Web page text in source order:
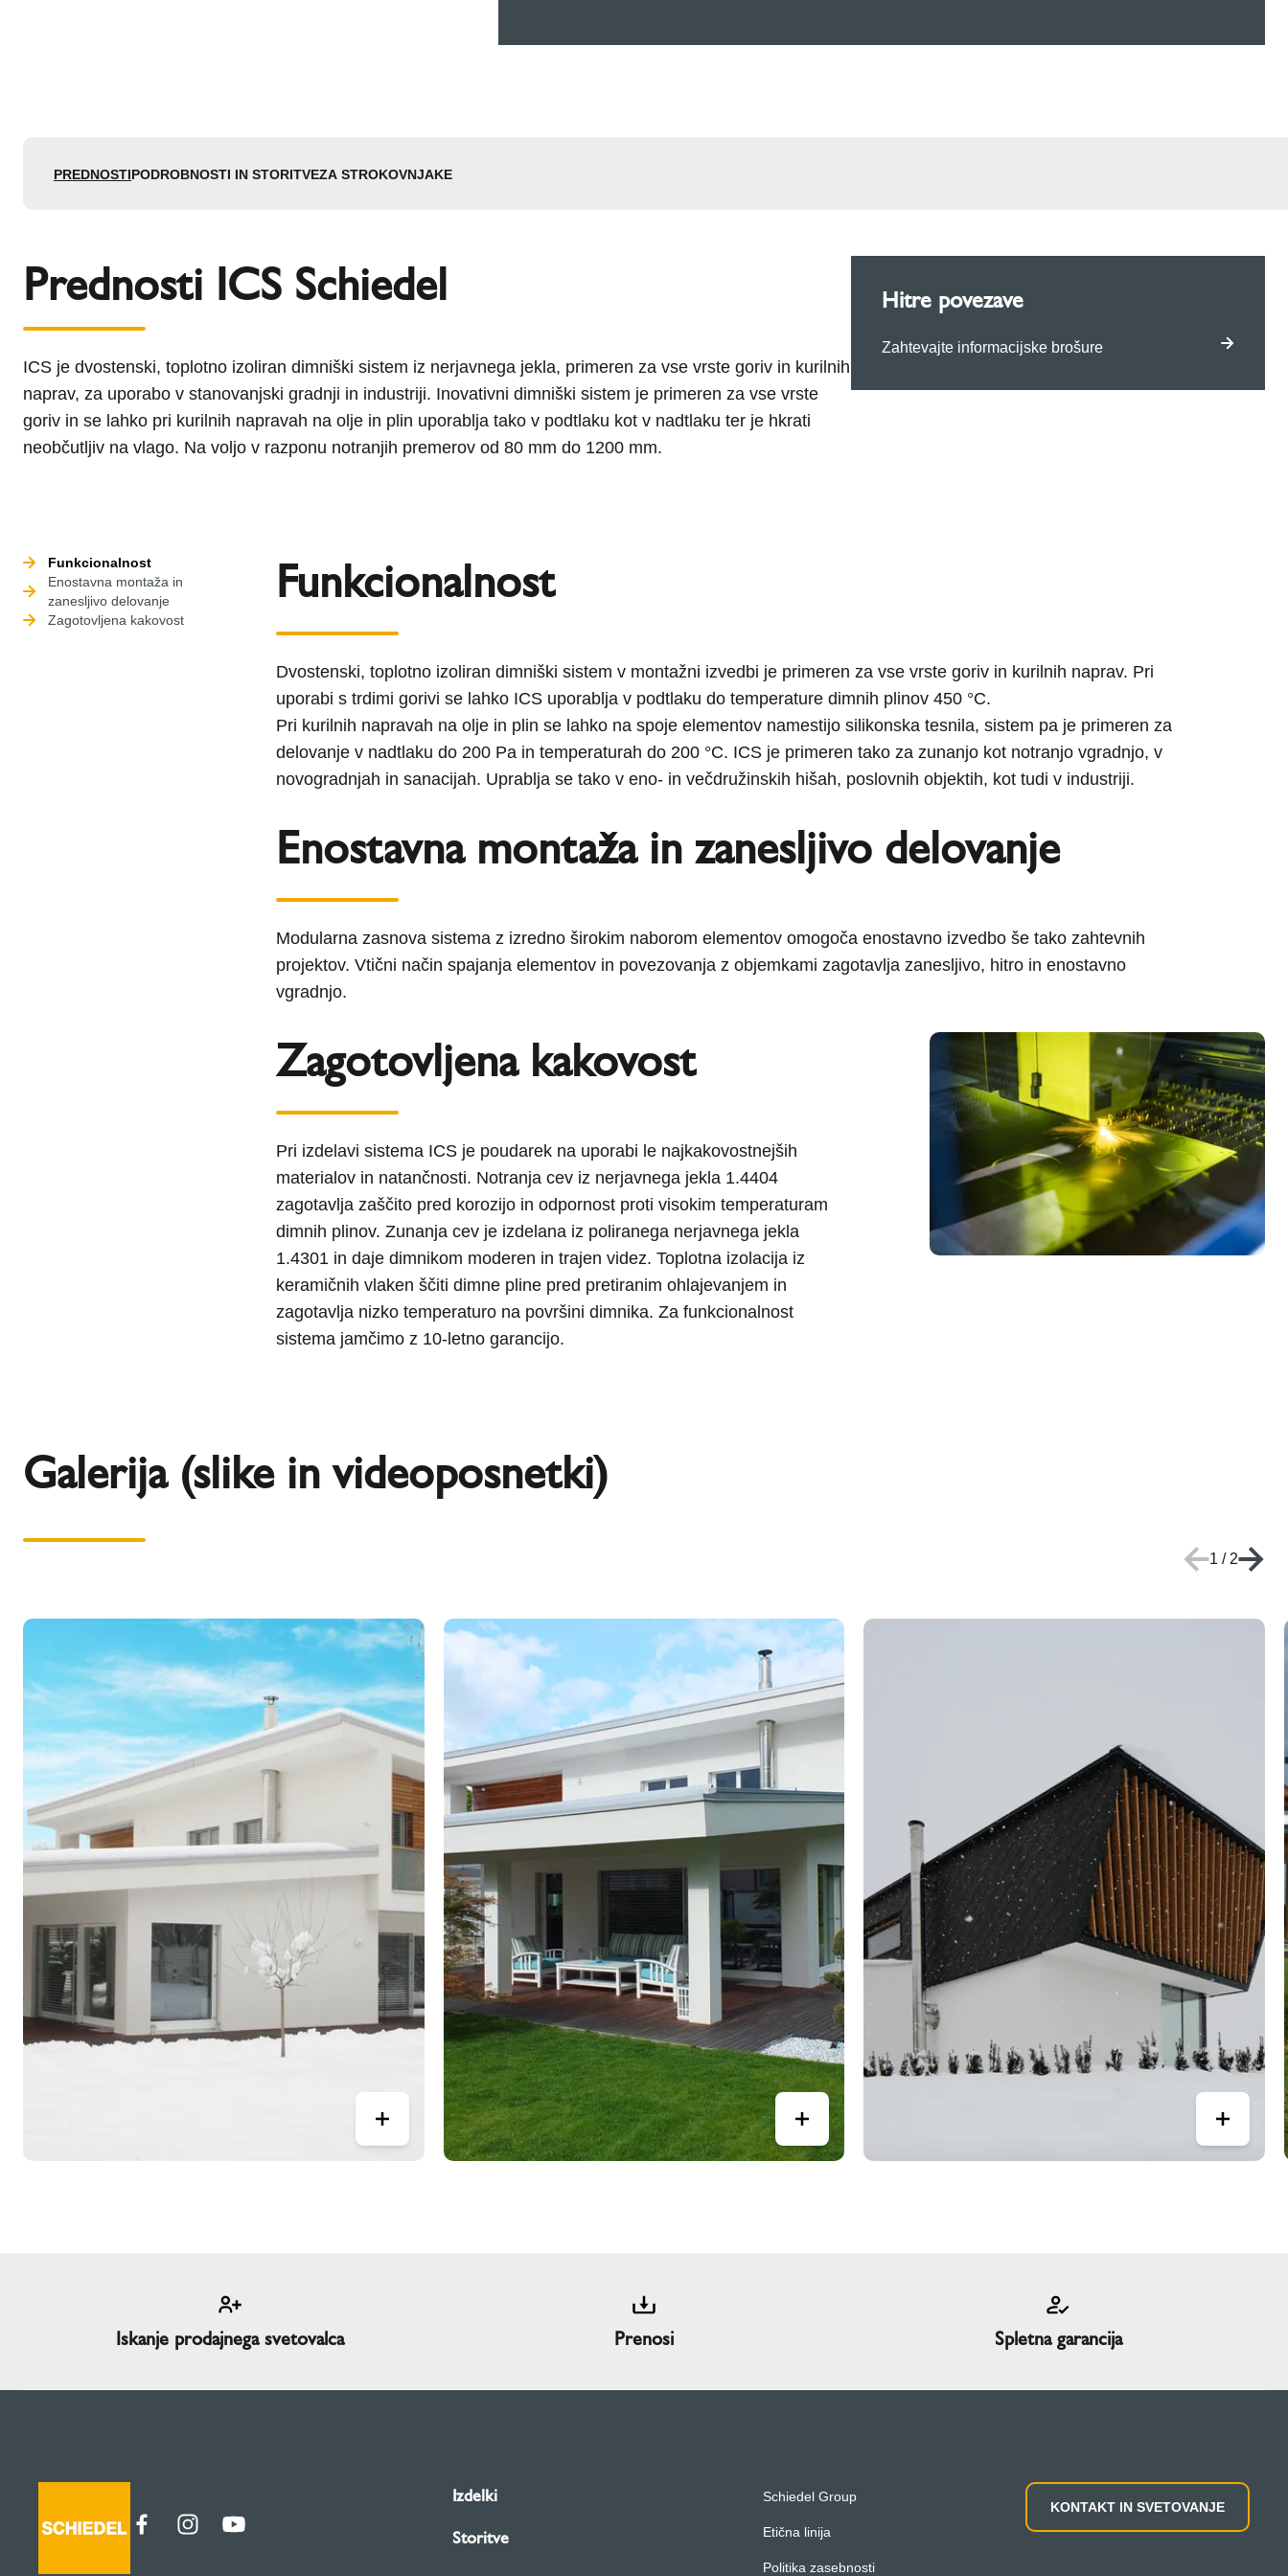
PREDNOSTIPODROBNOSTI IN STORITVEZA STROKOVNJAKE
Prednosti ICS Schiedel
ICS je dvostenski, toplotno izoliran dimniški sistem iz nerjavnega jekla, primeren za vse vrste goriv in kurilnih
naprav, za uporabo v stanovanjski gradnji in industriji. Inovativni dimniški sistem je primeren za vse vrste
goriv in se lahko pri kurilnih napravah na olje in plin uporablja tako v podtlaku kot v nadtlaku ter je hkrati
neobčutljiv na vlago. Na voljo v razponu notranjih premerov od 80 mm do 1200 mm.
Hitre povezave
Zahtevajte informacijske brošure
Funkcionalnost
Enostavna montaža in
zanesljivo delovanje
Zagotovljena kakovost
Funkcionalnost
Dvostenski, toplotno izoliran dimniški sistem v montažni izvedbi je primeren za vse vrste goriv in kurilnih naprav. Pri
uporabi s trdimi gorivi se lahko ICS uporablja v podtlaku do temperature dimnih plinov 450 °C.
Pri kurilnih napravah na olje in plin se lahko na spoje elementov namestijo silikonska tesnila, sistem pa je primeren za
delovanje v nadtlaku do 200 Pa in temperaturah do 200 °C. ICS je primeren tako za zunanjo kot notranjo vgradnjo, v
novogradnjah in sanacijah. Uprablja se tako v eno- in večdružinskih hišah, poslovnih objektih, kot tudi v industriji.
Enostavna montaža in zanesljivo delovanje
Modularna zasnova sistema z izredno širokim naborom elementov omogoča enostavno izvedbo še tako zahtevnih
projektov. Vtični način spajanja elementov in povezovanja z objemkami zagotavlja zanesljivo, hitro in enostavno
vgradnjo.
Zagotovljena kakovost
Pri izdelavi sistema ICS je poudarek na uporabi le najkakovostnejših
materialov in natančnosti. Notranja cev iz nerjavnega jekla 1.4404
zagotavlja zaščito pred korozijo in odpornost proti visokim temperaturam
dimnih plinov. Zunanja cev je izdelana iz poliranega nerjavnega jekla
1.4301 in daje dimnikom moderen in trajen videz. Toplotna izolacija iz
keramičnih vlaken ščiti dimne pline pred pretiranim ohlajevanjem in
zagotavlja nizko temperaturo na površini dimnika. Za funkcionalnost
sistema jamčimo z 10-letno garancijo.
Galerija (slike in videoposnetki)
1 / 2
Iskanje prodajnega svetovalca Prenosi Spletna garancija
Izdelki
Storitve
Schiedel Group
Etična linija
Politika zasebnosti
KONTAKT IN SVETOVANJE